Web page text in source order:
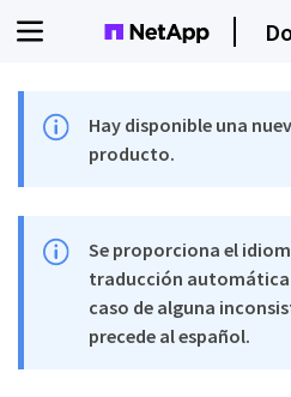
Hay disponible una
producto.
Se proporciona el
traducción automática
caso de alguna
precede al español.